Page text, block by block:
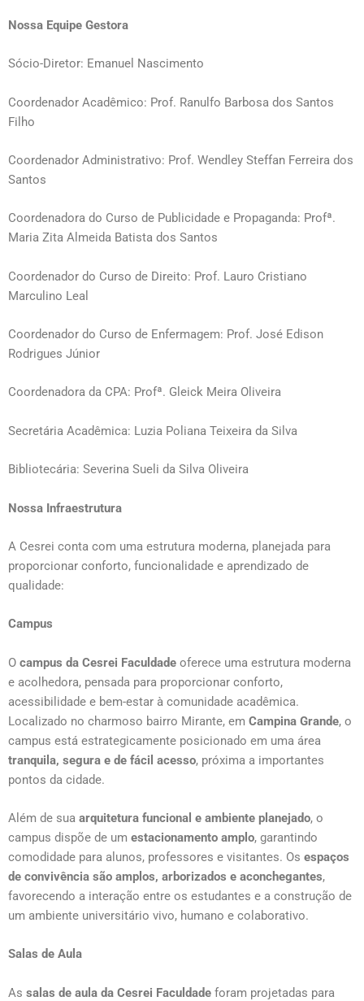
Nossa Equipe Gestora
Sócio-Diretor: Emanuel Nascimento
Coordenador Acadêmico: Prof. Ranulfo Barbosa dos Santos
Filho
Coordenador Administrativo: Prof. Wendley Steffan Ferreira dos
Santos
Coordenadora do Curso de Publicidade e Propaganda: Profª.
Maria Zita Almeida Batista dos Santos
Coordenador do Curso de Direito: Prof. Lauro Cristiano
Marculino Leal
Coordenador do Curso de Enfermagem: Prof. José Edison
Rodrigues Júnior
Coordenadora da CPA: Profª. Gleick Meira Oliveira
Secretária Acadêmica: Luzia Poliana Teixeira da Silva
Bibliotecária: Severina Sueli da Silva Oliveira
Nossa Infraestrutura
A Cesrei conta com uma estrutura moderna, planejada para
proporcionar conforto, funcionalidade e aprendizado de
qualidade:
Campus
O campus da Cesrei Faculdade oferece uma estrutura moderna
e acolhedora, pensada para proporcionar conforto,
acessibilidade e bem-estar à comunidade acadêmica.
Localizado no charmoso bairro Mirante, em Campina Grande, o
campus está estrategicamente posicionado em uma área
tranquila, segura e de fácil acesso, próxima a importantes
pontos da cidade.
Além de sua arquitetura funcional e ambiente planejado, o
campus dispõe de um estacionamento amplo, garantindo
comodidade para alunos, professores e visitantes. Os espaços
de convivência são amplos, arborizados e aconchegantes,
favorecendo a interação entre os estudantes e a construção de
um ambiente universitário vivo, humano e colaborativo.
Salas de Aula
As salas de aula da Cesrei Faculdade foram projetadas para